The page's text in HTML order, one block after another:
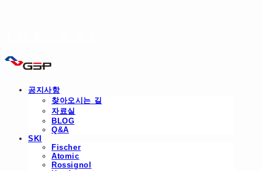
공지사항
찾아오시는 길
자료실
BLOG
Q&A
SKI
Fischer
Atomic
Rossignol